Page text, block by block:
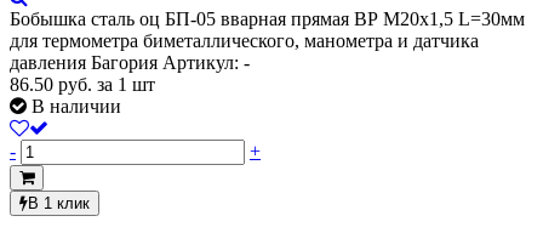
Бобышка сталь оц БП-05 вварная прямая ВР М20х1,5 L=30мм
для термометра биметаллического, манометра и датчика
давления Багория Артикул: -
86.50 руб. за 1 шт
В наличии
- +
В 1 клик